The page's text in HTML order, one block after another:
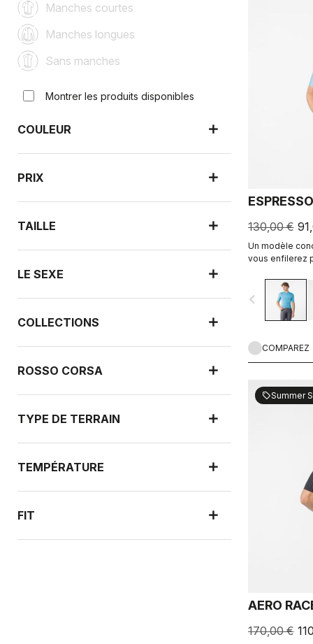
Manches courtes
Manches longues
Sans manches
Montrer les produits disponibles
COULEUR
PRIX
TAILLE
LE SEXE
COLLECTIONS
ROSSO CORSA
TYPE DE TERRAIN
TEMPÉRATURE
FIT
130,00 €
Un modèle
vous enfilerez
l’Espresso,
navigate_before
COMPAREZ
sellSummer
AERO
170,00 €